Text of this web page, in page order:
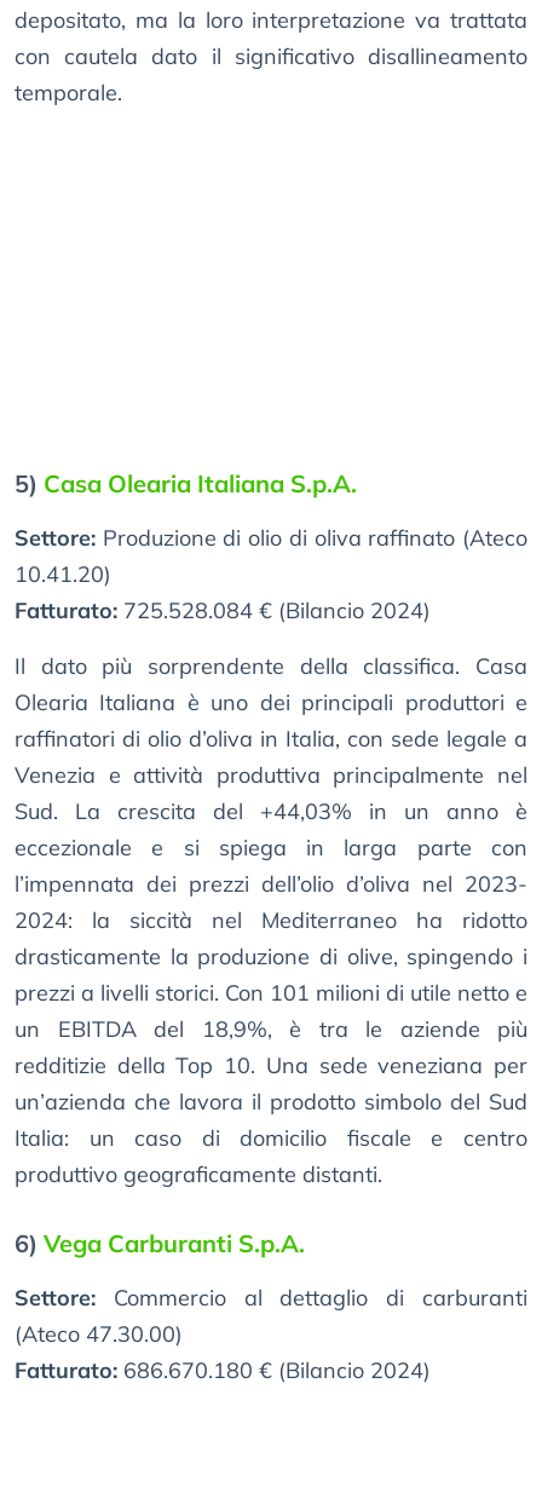
depositato, ma la loro interpretazione va trattata
con cautela dato il significativo disallineamento
temporale.
5) Casa Olearia Italiana S.p.A.
Settore: Produzione di olio di oliva raffinato (Ateco
10.41.20)
Fatturato: 725.528.084 € (Bilancio 2024)
Il dato più sorprendente della classifica. Casa
Olearia Italiana è uno dei principali produttori e
raffinatori di olio d’oliva in Italia, con sede legale a
Venezia e attività produttiva principalmente nel
Sud. La crescita del +44,03% in un anno è
eccezionale e si spiega in larga parte con
l’impennata dei prezzi dell’olio d’oliva nel 2023-
2024: la siccità nel Mediterraneo ha ridotto
drasticamente la produzione di olive, spingendo i
prezzi a livelli storici. Con 101 milioni di utile netto e
un EBITDA del 18,9%, è tra le aziende più
redditizie della Top 10. Una sede veneziana per
un’azienda che lavora il prodotto simbolo del Sud
Italia: un caso di domicilio fiscale e centro
produttivo geograficamente distanti.
6) Vega Carburanti S.p.A.
Settore: Commercio al dettaglio di carburanti
(Ateco 47.30.00)
Fatturato: 686.670.180 € (Bilancio 2024)